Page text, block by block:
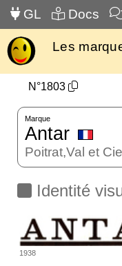
GL Docs
Les
N°1803
Marque
Antar
Poitrat,Val et Cie
Identité
1938